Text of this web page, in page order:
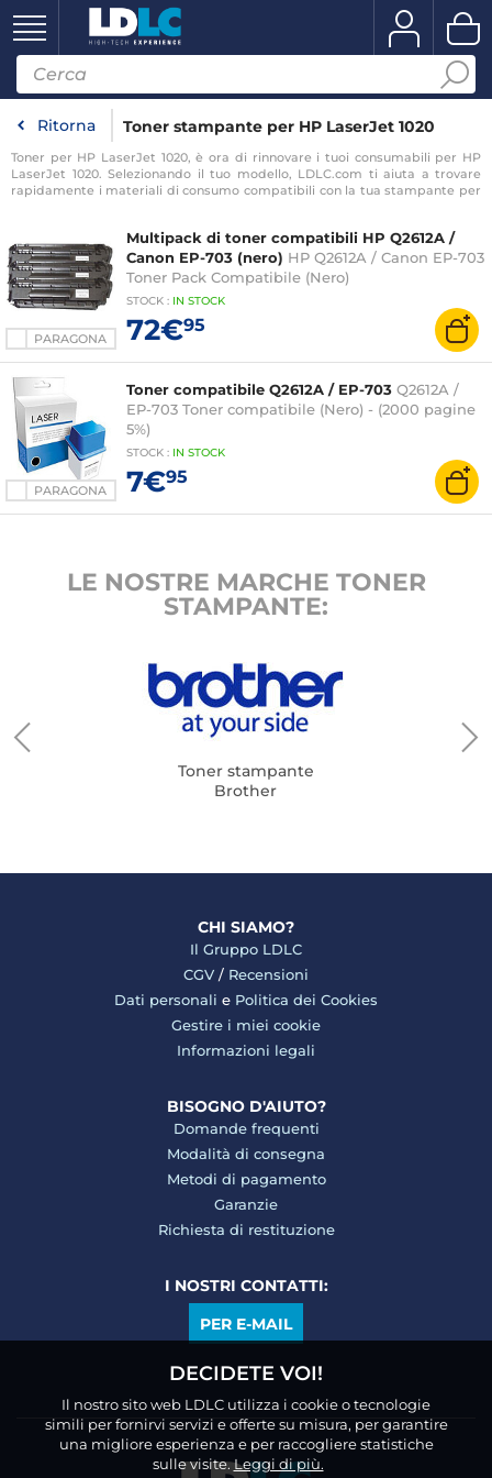
Ritorna Toner stampante per HP LaserJet 1020
Toner per HP LaserJet 1020, è ora di rinnovare i tuoi consumabili per HP
LaserJet 1020. Selezionando il tuo modello, LDLC.com ti aiuta a trovare
rapidamente i materiali di consumo compatibili con la tua stampante per
PARAGONA
Multipack di toner compatibili HP Q2612A /
Canon EP-703 (nero) HP Q2612A / Canon EP-703
Toner Pack Compatibile (Nero)
STOCK : IN STOCK
72€95
PARAGONA
Toner compatibile Q2612A / EP-703 Q2612A /
EP-703 Toner compatibile (Nero) - (2000 pagine
5%)
STOCK : IN STOCK
7€95
LE NOSTRE MARCHE TONER
STAMPANTE:
Toner stampante
Brother
CHI SIAMO?
Il Gruppo LDLC
CGV / Recensioni
Dati personali e Politica dei Cookies
Gestire i miei cookie
Informazioni legali
BISOGNO D'AIUTO?
Domande frequenti
Modalità di consegna
Metodi di pagamento
Garanzie
Richiesta di restituzione
I NOSTRI CONTATTI:
PER E-MAIL
DECIDETE VOI!
Il nostro sito web LDLC utilizza i cookie o tecnologie
simili per fornirvi servizi e offerte su misura, per garantire
una migliore esperienza e per raccogliere statistiche
sulle visite.Leggi di più.